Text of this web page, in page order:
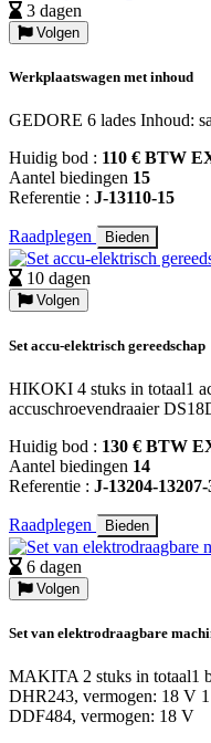
3 dagen
Volgen
Werkplaatswagen met inhoud
GEDORE 6 lades Inhoud:
Huidig bod : 110 € BTW
Aantel biedingen 15
Referentie : J-13110-15
Raadplegen Bieden
10 dagen
Volgen
Set accu-elektrisch gereedschap
HIKOKI 4 stuks in totaal1
accuschroevendraaier
Huidig bod : 130 € BTW
Aantel biedingen 14
Referentie : J-13204-13207-
Raadplegen Bieden
6 dagen
Volgen
Set van elektrodraagbare
MAKITA 2 stuks in totaal1
DHR243, vermogen: 18 V
DDF484, vermogen: 18 V